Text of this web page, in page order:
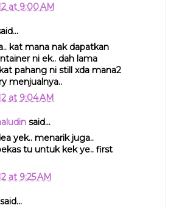
at 9:00 AM
kat mana nak dapatkan
ni ek.. dah lama
pahang ni still xda mana2
menjualnya..
at 9:04 AM
said...
yek.. menarik juga..
tu untuk kek ye.. first
at 9:25 AM